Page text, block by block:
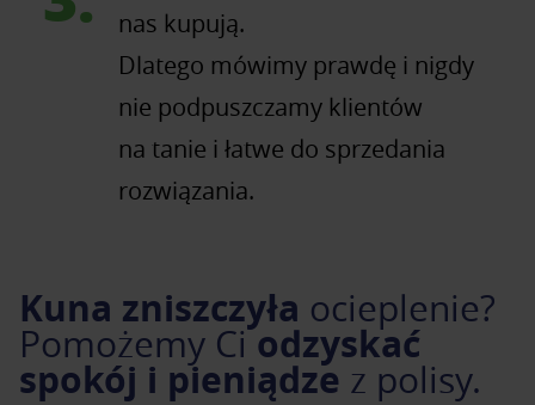
nas kupują.
Dlatego mówimy prawdę i nigdy
nie podpuszczamy klientów
na tanie i łatwe do sprzedania
rozwiązania.
Kuna zniszczyła ocieplenie?
Pomożemy Ciodzyskać
spokój i pieniądze z polisy.